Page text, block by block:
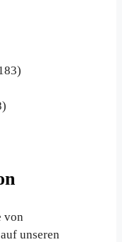
von
unseren